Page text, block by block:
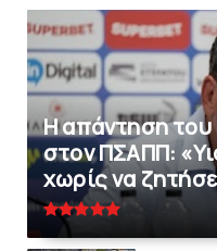
Η απάντηση
στον ΠΣΑΠΠ:
χωρίς να